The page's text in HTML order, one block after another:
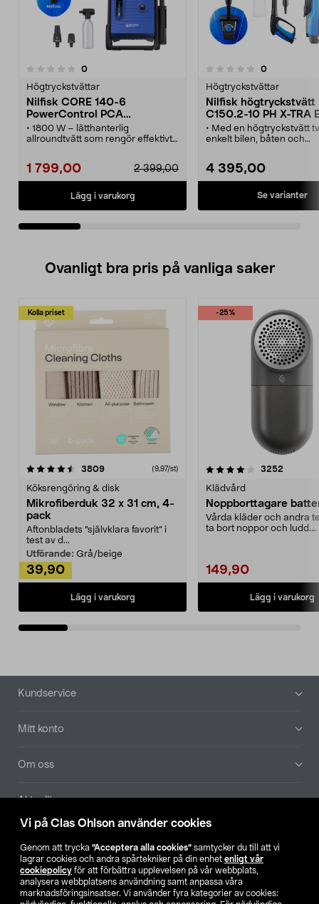
Vi på Clas Ohlson använder cookies
Genom att trycka ”Acceptera alla cookies” samtycker du till att vi
lagrar cookies och andra spårtekniker på din enhet enligt vår
cookiepolicy för att förbättra upplevelsen på vår webbplats,
analysera webbplatsens användning samt anpassa våra
marknadsföringsinsatser. Vi använder fyra kategorier av cookies:
0recensioner
Högtryckstvättar
Nilfisk CORE 140-6
PowerControl PCA
högtryckstvätt
• 1800 W – lätthanterlig
allroundtvätt som rengör effektivt
PCA – en högtryckstvätt för
hemmet.
• Smidig rengöring av bilen, båten,
altanen och trädgårdsmöblerna.
Patio ingår – gör rent terrassen
2 399,00
1 799,00
Lägg i varukorg
0.0 av 5 stjärnor 0recensioner
Högtryckstvättar
Nilfisk högtryckstvätt
C150.2-10 PH X-TRA
• Med en högtryckstvätt
enkelt bilen, båten och
- gör rent terrassen eller
trädgårdsplattorna.
• Enkel att flytta runt tack
4 395,00
Se varianter
0.0 av 5 stjärnor
Ovanligt bra pris på vanliga saker
Kolla priset
3809recensioner (9,97/st)
Köksrengöring & disk
Mikrofiberduk 32 x 31 cm, 4-
pack
Aftonbladets "självklara favorit” i
test av d...
Utförande: Grå/beige
39,90
Lägg i varukorg
-25%
4.0av 5 stjärnor 3252
Klädvård
Noppborttagare
Vårda kläder och andra
ta bort noppor och ludd.
149,90
Lägg i varukorg
4.5av 5 stjärnor
Sidfot
Kundservice
Mitt konto
Om oss
Aktuellt
Hitta butik